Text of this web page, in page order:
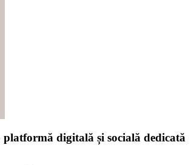
digitală și socială dedicată